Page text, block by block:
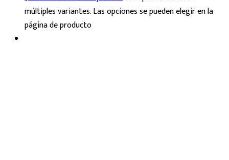
múltiples variantes. Las opciones se pueden elegir en la
página de producto